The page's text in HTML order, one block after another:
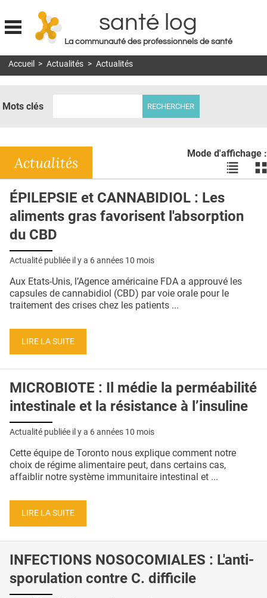
Jump to navigation
santé log
La communauté des professionnels de santé
MON COMPTE
DOSSIERS
RÉSEAUX
E-REVUE SAD
L'APP
PUBLICITÉ
CONTACT
Accueil > Actualités > Actualités
Mots clés
Mode d'affichage :
Voir
les
liste
les
Actualités
ÉPILEPSIE et CANNABIDIOL : Les
aliments gras favorisent l'absorption
du CBD
Actualité publiée il y a 6 années 10 mois
Aux Etats-Unis, l’Agence américaine FDA a approuvé les
capsules de cannabidiol (CBD) par voie orale pour le
traitement des crises chez les patients ...
LIRE LA SUITE
MICROBIOTE : Il médie la perméabilité
intestinale et la résistance à l’insuline
Actualité publiée il y a 6 années 10 mois
Cette équipe de Toronto nous explique comment notre
choix de régime alimentaire peut, dans certains cas,
affaiblir notre système immunitaire intestinal et ...
LIRE LA SUITE
INFECTIONS NOSOCOMIALES : L'anti-
sporulation contre C. difficile